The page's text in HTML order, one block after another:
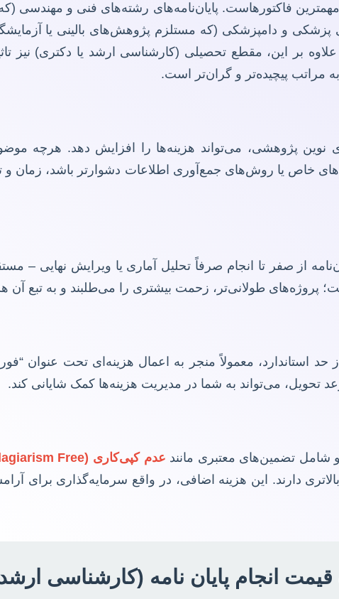
فاکتورهاست. پایان‌نامه‌های رشته‌های فنی و مهندسی (که
پزشکی و دامپزشکی (که مستلزم پژوهش‌های بالینی یا
بر این، مقطع تحصیلی (کارشناسی ارشد یا دکتری) نیز
مراتب پیچیده‌تر و گران‌تر است.
نوین پژوهشی، می‌تواند هزینه‌ها را افزایش دهد. هرچه
خاص یا روش‌های جمع‌آوری اطلاعات دشوارتر باشد،
از صفر تا انجام صرفاً تحلیل آماری یا ویرایش نهایی –
پروژه‌های طولانی‌تر، زحمت بیشتری را می‌طلبند و به تبع آن
استاندارد، معمولاً منجر به اعمال هزینه‌ای تحت عنوان
تحویل، می‌تواند به شما در مدیریت هزینه‌ها کمک شایانی کند.
شامل تضمین‌های معتبری مانند عدم کپی‌کاری (Plagiarism Free)
دارند. این هزینه اضافی، در واقع سرمایه‌گذاری برای
انجام پایان نامه (کارشناسی